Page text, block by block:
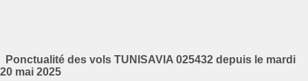
Ponctualité des vols TUNISAVIA 025432 depuis le mardi
20 mai 2025